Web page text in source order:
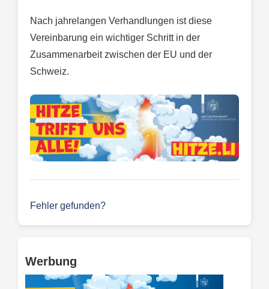
Nach jahrelangen Verhandlungen ist diese
Vereinbarung ein wichtiger Schritt in der
Zusammenarbeit zwischen der EU und der
Schweiz.
Fehler gefunden?
Werbung